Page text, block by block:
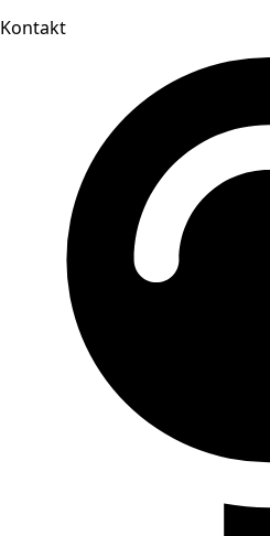
Kontakt